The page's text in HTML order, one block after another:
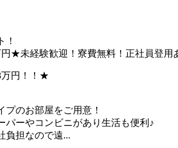
！
★未経験歓迎！寮費無料！正社員登用
円！！★
プのお部屋をご用意！
パーやコンビニがあり生活も便利♪
負担なので遠...